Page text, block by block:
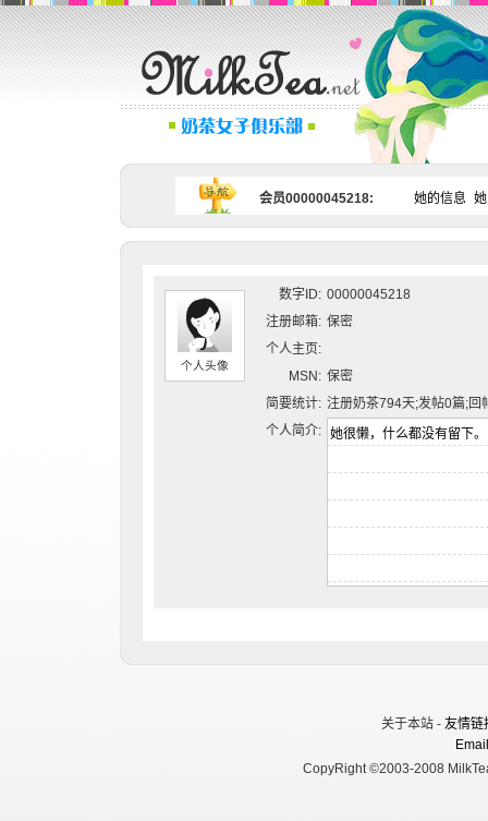
会员00000045218: 她的信息
个人头像
数字ID: 00000045218
注册邮箱: 保密
个人主页:
MSN: 保密
简要统计: 注册奶茶794天;发帖0篇;回
个人简介:
关于本站 - 友情链
CopyRight ©2003-2008